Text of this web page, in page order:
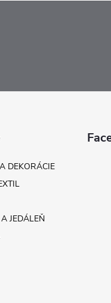
DEKORÁCIE
JEDÁLEŇ